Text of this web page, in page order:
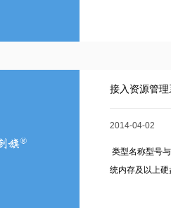
接入资源管
2014-04-02
类型名称型号
统内存及以上